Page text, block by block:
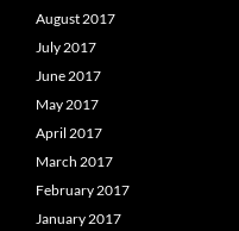
August 2017
July 2017
June 2017
May 2017
April 2017
March 2017
February 2017
January 2017